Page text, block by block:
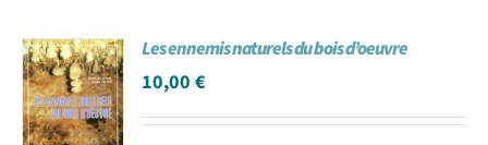
Les ennemis naturels du bois d’oeuvre
10,00€